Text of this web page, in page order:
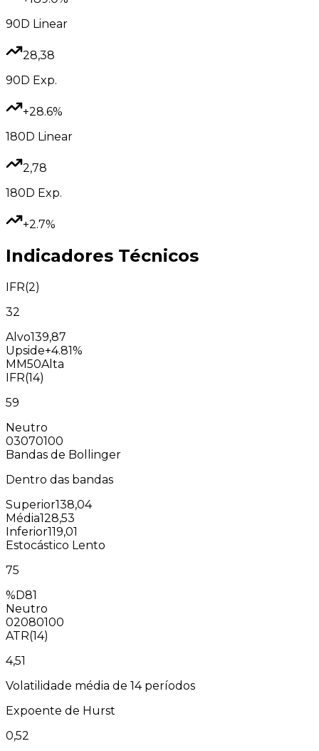
90D Linear
28,38
90D Exp.
+28.6%
180D Linear
2,78
180D Exp.
+2.7%
Indicadores Técnicos
IFR(2)
32
Alvo139,87
Upside+4.81%
MM50Alta
IFR(14)
59
Neutro
03070100
Bandas de Bollinger
Dentro das bandas
Superior138,04
Média128,53
Inferior119,01
Estocástico Lento
75
%D81
Neutro
02080100
ATR(14)
4,51
Volatilidade média de 14 períodos
Expoente de Hurst
0,52